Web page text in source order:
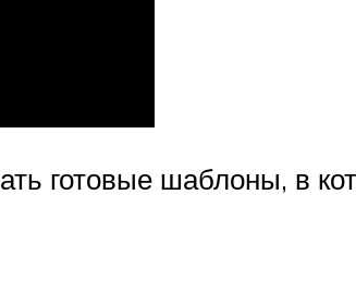
готовые шаблоны, в